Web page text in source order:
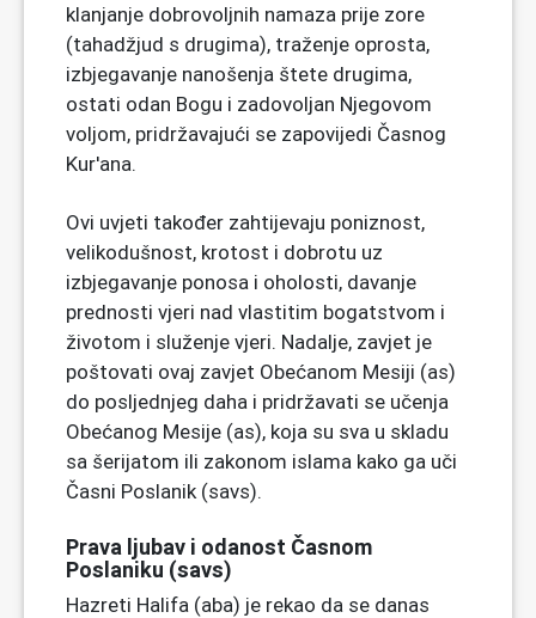
klanjanje dobrovoljnih namaza prije zore
(tahadžjud s drugima), traženje oprosta,
izbjegavanje nanošenja štete drugima,
ostati odan Bogu i zadovoljan Njegovom
voljom, pridržavajući se zapovijedi Časnog
Kur'ana.
Ovi uvjeti također zahtijevaju poniznost,
velikodušnost, krotost i dobrotu uz
izbjegavanje ponosa i oholosti, davanje
prednosti vjeri nad vlastitim bogatstvom i
životom i služenje vjeri. Nadalje, zavjet je
poštovati ovaj zavjet Obećanom Mesiji (as)
do posljednjeg daha i pridržavati se učenja
Obećanog Mesije (as), koja su sva u skladu
sa šerijatom ili zakonom islama kako ga uči
Časni Poslanik (savs).
Prava ljubav i odanost Časnom
Poslaniku (savs)
Hazreti Halifa (aba) je rekao da se danas